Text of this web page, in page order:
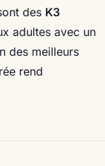
des K3
adultes avec un
des meilleurs
rend